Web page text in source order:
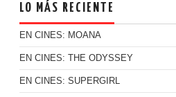
LO MÁS RECIENTE
EN CINES: MOANA
EN CINES: THE ODYSSEY
EN CINES: SUPERGIRL